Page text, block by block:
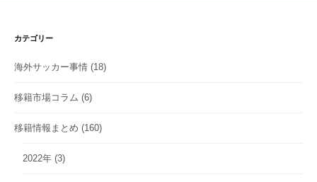
カテゴリー
海外サッカー事情 (18)
移籍市場コラム (6)
移籍情報まとめ (160)
2022年 (3)